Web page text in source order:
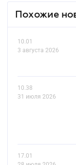
Похожие
10.01
3 августа 2026
10.38
31 июля 2026
17.01